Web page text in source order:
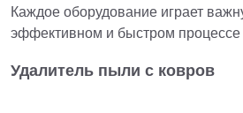
Каждое оборудование играет
эффективном и быстром процессе
Удалитель пыли с ковров